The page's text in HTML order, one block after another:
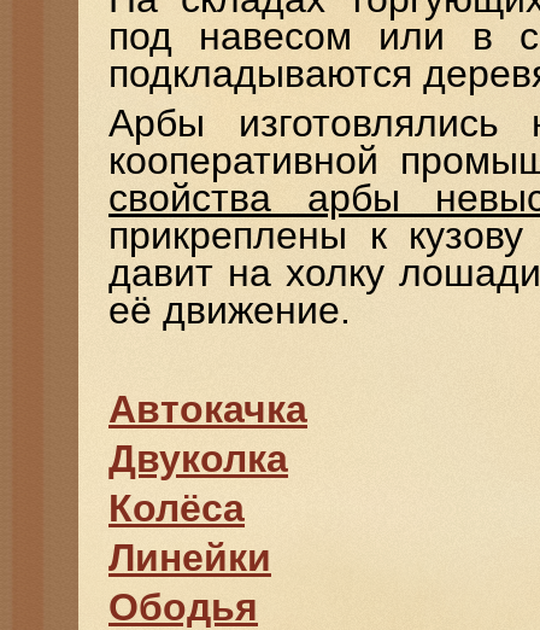
под навесом или в
подкладываются
Арбы
кооперативной
свойства арбы
прикреплены к
давит на холку
её движение.
Автокачка
Двуколка
Колёса
Линейки
Ободья